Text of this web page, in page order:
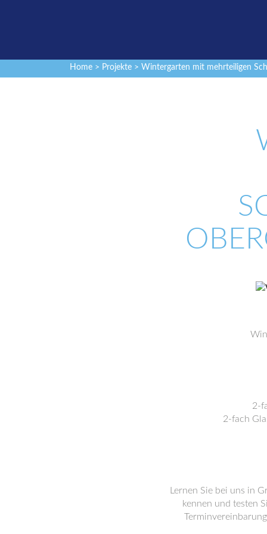
Home > Projekte > Wintergarten mit mehrteiligen
2-
2-fach
Lernen Sie bei uns in
kennen und testen